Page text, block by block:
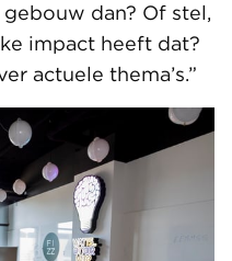
dan? Of stel,
impact heeft dat?
actuele thema’s.”